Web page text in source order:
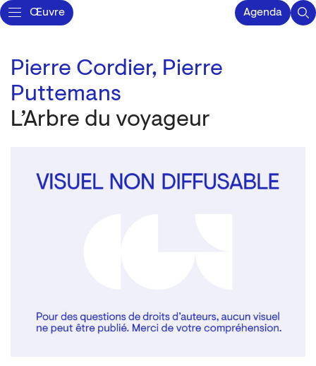
Œuvre Agenda
Pierre Cordier, Pierre
Puttemans
L’Arbre du voyageur